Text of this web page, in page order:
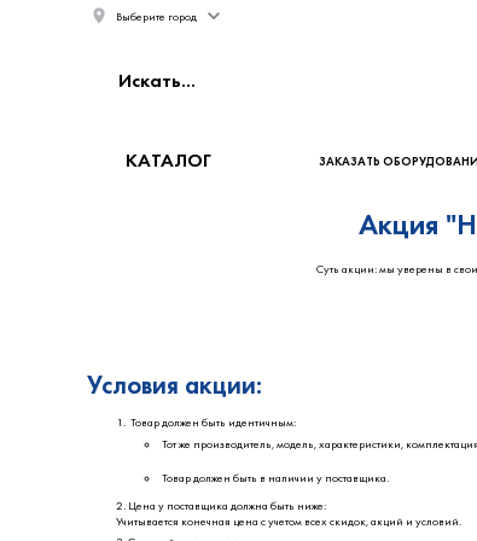
Выберите город
КАТАЛОГ ЗАКАЗАТЬ
Акция
Суть акции: мы уверены в
Условия акции:
Товар должен быть идентичным:
Тот же производитель, модель, характеристики,
Товар должен быть в наличии у поставщика.
Цена у поставщика должна быть ниже:
Учитывается конечная цена с учетом всех скидок, акций и условий.